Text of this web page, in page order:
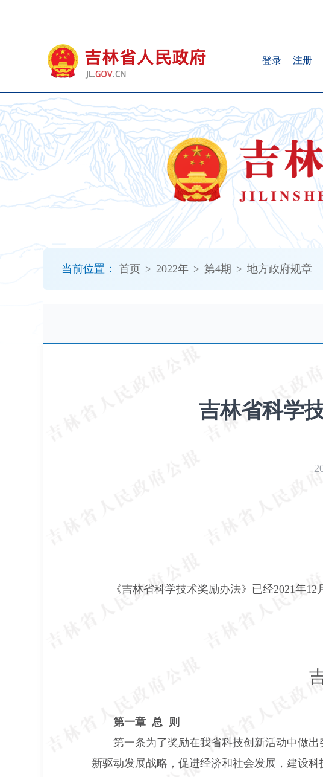
登录 注册
当前位置： 首页 > 2022年 > 第4期 > 地方政府规章
吉林省科学
《吉林省科学技术奖励办法》已经2021年
第一章 总 则
第一条为了奖励在我省科技创新活动中做
新驱动发展战略，促进经济和社会发展，建设
障
碍
说
明
页
面,
按
加